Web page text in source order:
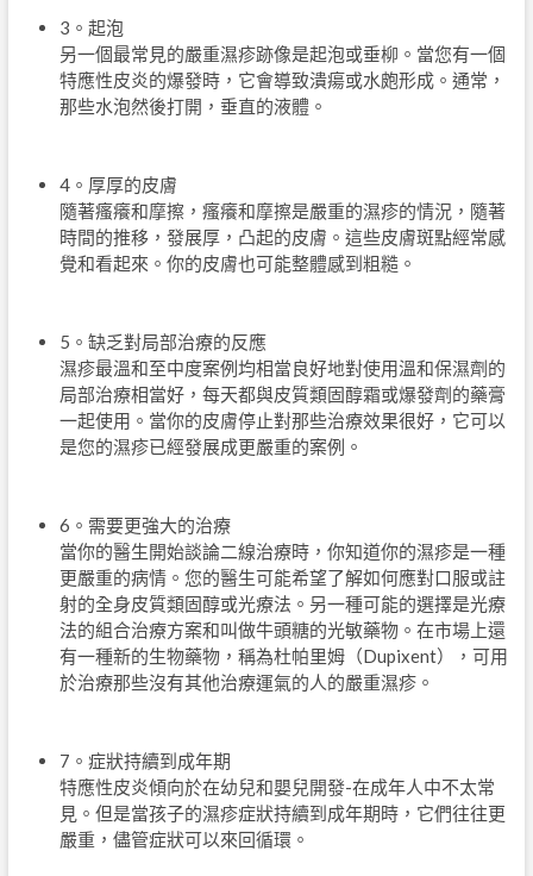
3。起泡
另一個最常見的嚴重濕疹跡像是起泡或垂柳。當您有一個
特應性皮炎的爆發時，它會導致潰瘍或水皰形成。通常，
那些水泡然後打開，垂直的液體。
4。厚厚的皮膚
隨著瘙癢和摩擦，瘙癢和摩擦是嚴重的濕疹的情況，隨著
時間的推移，發展厚，凸起的皮膚。這些皮膚斑點經常感
覺和看起來。你的皮膚也可能整體感到粗糙。
5。缺乏對局部治療的反應
濕疹最溫和至中度案例均相當良好地對使用溫和保濕劑的
局部治療相當好，每天都與皮質類固醇霜或爆發劑的藥膏
一起使用。當你的皮膚停止對那些治療效果很好，它可以
是您的濕疹已經發展成更嚴重的案例。
6。需要更強大的治療
當你的醫生開始談論二線治療時，你知道你的濕疹是一種
更嚴重的病情。您的醫生可能希望了解如何應對口服或註
射的全身皮質類固醇或光療法。另一種可能的選擇是光療
法的組合治療方案和叫做牛頭糖的光敏藥物。在市場上還
有一種新的生物藥物，稱為杜帕里姆（Dupixent），可用
於治療那些沒有其他治療運氣的人的嚴重濕疹。
7。症狀持續到成年期
特應性皮炎傾向於在幼兒和嬰兒開發-在成年人中不太常
見。但是當孩子的濕疹症狀持續到成年期時，它們往往更
嚴重，儘管症狀可以來回循環。